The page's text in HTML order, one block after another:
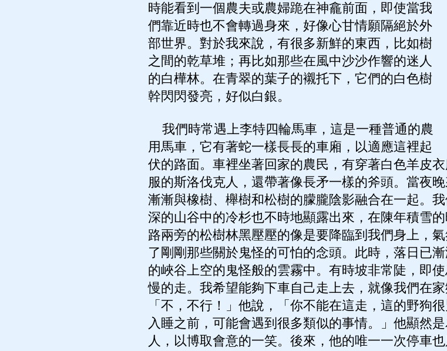
時能看到一個農夫或農婦跪在神龕前面，即使當我
們靠近時也不會轉過身來，好像心甘情願隔絕於外
部世界。對於我來說，有很多新鮮的東西，比如樹
之間的乾草堆；再比如那些在風中沙沙作響的迷人
的白樺林。在青翠的葉子的襯托下，它們的白色樹
幹閃閃發亮，好似白銀。
我們時常遇上李特四輪馬車，這是一種普通的農
用馬車，它有著蛇一樣長長的車廂，以適應這裡起
伏的路面。車裡坐著回家的農民，有穿著白色羊皮
服的斯洛伐克人，還帶著像長矛一樣的斧頭。當夜
漸漸與橡樹、櫸樹和松樹的朦朧陰影融合在一起。
深的山谷中的冷杉也不時地顯露出來，在陳年積雪
路兩旁的松樹林黑壓壓的像是要降臨到我們身上，
了剛剛那些關於鬼怪的可怕的念頭。此時，落日已
的峽谷上空的鬼怪般的雲霧中。有時坡非常陡，即
慢的走。我希望能夠下車自己走上去，就像我們在
「不，不行！」他說，「你不能在這走，這的野狗
入睡之前，可能會遇到很多類似的事情。」他顯然
人，以博取會意的一笑。後來，他的唯一一次停車也